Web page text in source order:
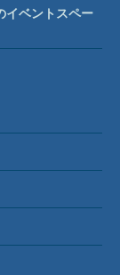
イベントスペー